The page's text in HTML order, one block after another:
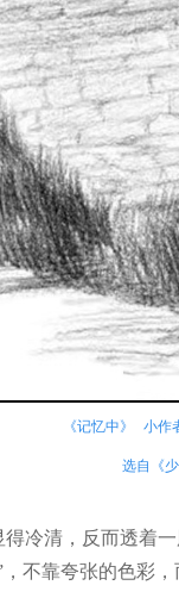
《记忆中》 小
选自《
清，反而透着一
不靠夸张的色彩，